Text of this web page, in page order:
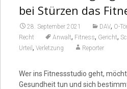
bei Stürzen das
28. September 2021 DAV, O-
Recht Anwalt, Fitness, Gericht,
Urteil , Verletzung Reporter
Wer ins Fitnessstudio geht,
Gesundheit tun und sich